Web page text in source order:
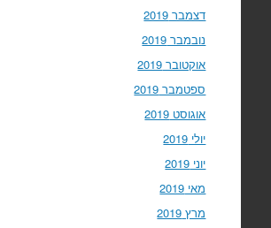
דצמבר 2019
נובמבר 2019
אוקטובר 2019
ספטמבר 2019
אוגוסט 2019
יולי 2019
יוני 2019
מאי 2019
מרץ 2019